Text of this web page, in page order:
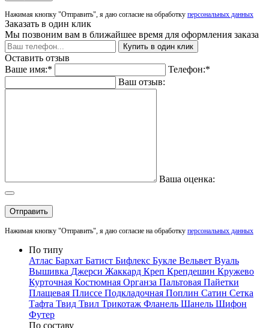
Нажимая кнопку "Отправить", я даю согласие на обработку персональных данных
Заказать в один клик
Мы позвоним вам в ближайшее время для оформления заказа
Купить в один клик
Оставить отзыв
Ваше имя:*
Телефон:*
Ваш отзыв:
Ваша оценка:
Отправить
Нажимая кнопку "Отправить", я даю согласие на обработку персональных данных
По типу
Атлас Бархат Батист Бифлекс Букле Вельвет Вуаль
Вышивка Джерси Жаккард Креп Крепдешин Кружево
Курточная Костюмная Органза Пальтовая Пайетки
Плащевая Плиссе Подкладочная Поплин Сатин Сетка
Тафта Твид Твил Трикотаж Фланель Шанель Шифон
Футер
По составу